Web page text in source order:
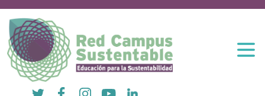
Twitter FacebookInstagramYouTubeLinkedIn